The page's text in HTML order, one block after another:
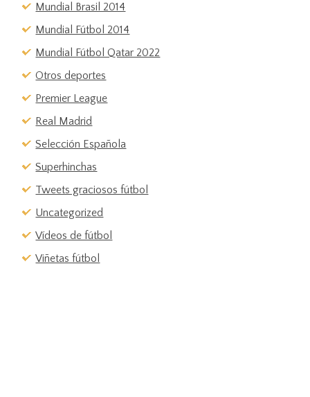
Mundial Brasil 2014
Mundial Fútbol 2014
Mundial Fútbol Qatar 2022
Otros deportes
Premier League
Real Madrid
Selección Española
Superhinchas
Tweets graciosos fútbol
Uncategorized
Vídeos de fútbol
Viñetas fútbol